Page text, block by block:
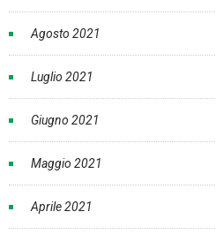
Agosto 2021
Luglio 2021
Giugno 2021
Maggio 2021
Aprile 2021